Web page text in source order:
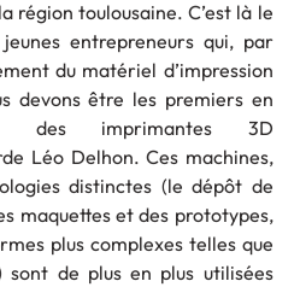
région toulousaine. C’est là le
entrepreneurs qui, par
du matériel d’impression
devons être les premiers en
des imprimantes 3D
Léo Delhon. Ces machines,
distinctes (le dépôt de
maquettes et des prototypes,
plus complexes telles que
sont de plus en plus utilisées